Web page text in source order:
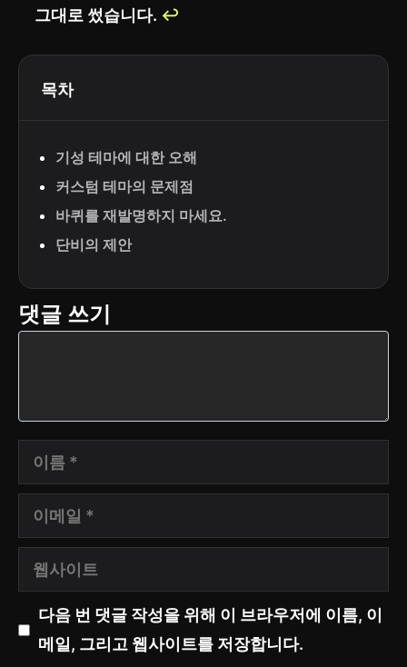
그대로 썼습니다. ↩︎
목차
기성 테마에 대한 오해
커스텀 테마의 문제점
바퀴를 재발명하지 마세요.
단비의 제안
댓글 쓰기
름
메
사
다음 번 댓글 작성을 위해 이 브라우저에 이름, 이
메일, 그리고 웹사이트를 저장합니다.